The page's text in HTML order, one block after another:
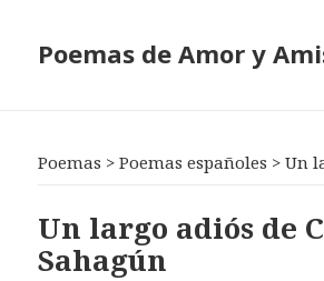
Poemas de Amor y
Poemas >Poemas españoles >Un
Un largo adiós de
Sahagún